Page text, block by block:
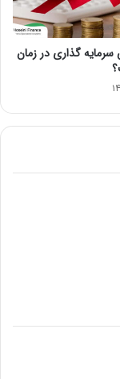
گذاری در زمان